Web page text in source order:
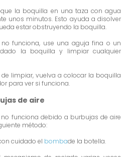
la boquilla en una taza con agua
unos minutos. Esto ayuda a disolver
estar obstruyendo la boquilla.
funciona, use una aguja fina o un
la boquilla y limpiar cualquier
de limpiar, vuelva a colocar la boquilla
para ver si funciona.
de aire
funciona debido a burbujas de aire
método:
cuidado el bombade la botella.